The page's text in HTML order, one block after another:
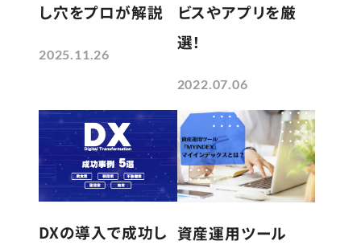
し穴をプロが解説
2025.11.26
ビスやアプリを厳
選！
2022.07.06
DXの導入で成功し 資産運用ツール